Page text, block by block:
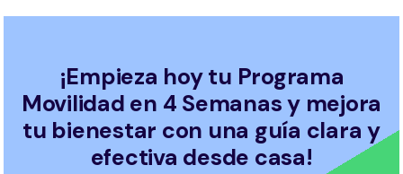
¡Empieza hoy tu Programa
Movilidad en 4 Semanas y mejora
tu bienestar con una guía clara y
efectiva desde casa!